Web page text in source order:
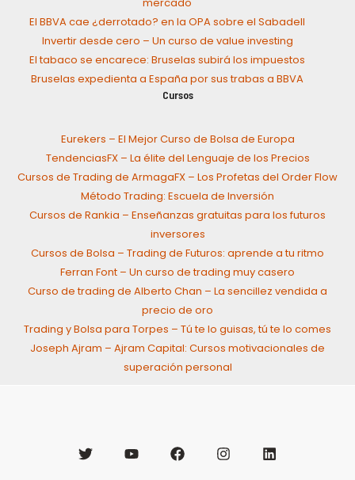
El BBVA cae ¿derrotado? en la OPA sobre el Sabadell
Invertir desde cero – Un curso de value investing
El tabaco se encarece: Bruselas subirá los impuestos
Bruselas expedienta a España por sus trabas a BBVA
Cursos
Eurekers – El Mejor Curso de Bolsa de Europa
TendenciasFX – La élite del Lenguaje de los Precios
Cursos de Trading de ArmagaFX – Los Profetas del Order Flow
Método Trading: Escuela de Inversión
Cursos de Rankia – Enseñanzas gratuitas para los futuros
inversores
Cursos de Bolsa – Trading de Futuros: aprende a tu ritmo
Ferran Font – Un curso de trading muy casero
Curso de trading de Alberto Chan – La sencillez vendida a
precio de oro
Trading y Bolsa para Torpes – Tú te lo guisas, tú te lo comes
Joseph Ajram – Ajram Capital: Cursos motivacionales de
superación personal